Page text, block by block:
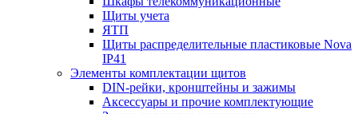
Щиты учета
ЯТП
Щиты распределительные пластиковые Nova
IP41
Элементы комплектации щитов
DIN-рейки, кронштейны и зажимы
Аксессуары и прочие комплектующие